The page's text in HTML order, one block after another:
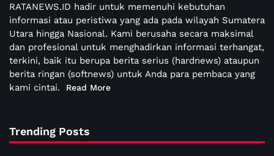
RATANEWS.ID hadir untuk memenuhi kebutuhan
informasi atau peristiwa yang ada pada wilayah Sumatera
Utara hingga Nasional. Kami berusaha secara maksimal
dan profesional untuk menghadirkan informasi terhangat,
terkini, baik itu berupa berita serius (hardnews) ataupun
berita ringan (softnews) untuk Anda para pembaca yang
kami cintai.
Read More
Trending Posts